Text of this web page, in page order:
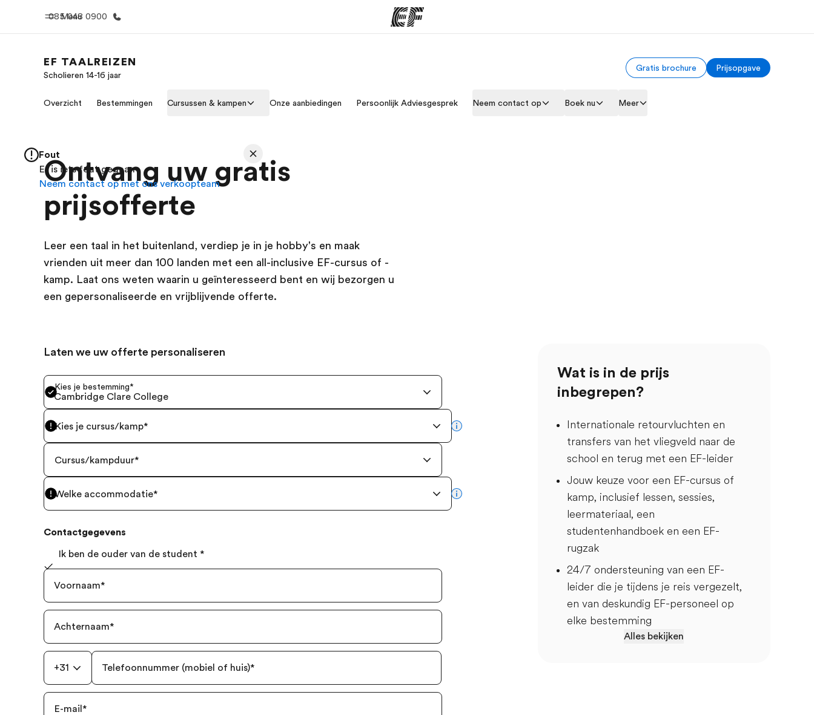
Menu
085 048 0900
Welkom bij EF Bekijk alles dat we doen Vind een kantoor Wie wij zijn
EF TAALREIZEN
Scholieren 14-16 jaar
Gratis brochure Prijsopgave
Overzicht Bestemmingen Cursussen & kampen Onze aanbiedingen Persoonlijk Adviesgesprek Neem contact op Boek nu Meer
Ontvang uw gratis
prijsofferte
Leer een taal in het buitenland, verdiep je in je hobby's en maak
vrienden uit meer dan 100 landen met een all-inclusive EF-cursus of -
kamp. Laat ons weten waarin u geïnteresseerd bent en wij bezorgen u
een gepersonaliseerde en vrijblijvende offerte.
Laten we uw offerte personaliseren
Kies je bestemming*
Cambridge Clare College
Kies je cursus/kamp* more info
Cursus/kampduur*
Welke accommodatie* more info
Contactgegevens
Ik ben de ouder van de student *
Voornaam*
Achternaam*
+31 Telefoonnummer (mobiel of huis)*
E-mail *
Wat is in de prijs
inbegrepen?
Internationale retourvluchten en
transfers van het vliegveld naar de
school en terug met een EF-leider
Jouw keuze voor een EF-cursus of
kamp, inclusief lessen, sessies,
leermateriaal, een
studentenhandboek en een EF-
rugzak
24/7 ondersteuning van een EF-
leider die je tijdens je reis vergezelt,
en van deskundig EF-personeel op
elke bestemming
Alles bekijken
Fout
Er is iets fout gegaan
Neem contact op met ons verkoopteam